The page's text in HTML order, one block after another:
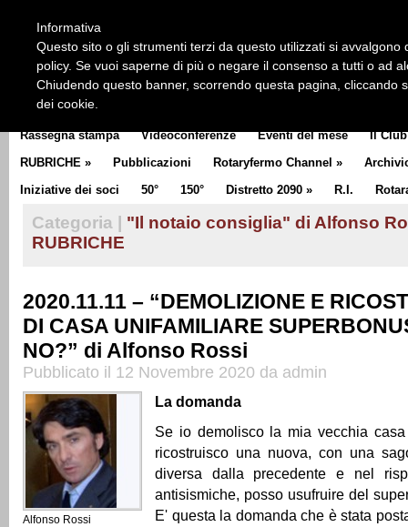
CLUB COMMUNICATOR
Rassegna stampa Videoconferenze Eventi del mese Il Club
RUBRICHE » Pubblicazioni Rotaryfermo Channel »
Iniziative dei soci
50° 150° Distretto 2090 » R.I.
Categoria |
"Il notaio consiglia" di Alfonso
RUBRICHE
2020.11.11 – “DEMOLIZIONE E
DI CASA UNIFAMILIARE
NO?” di Alfonso Rossi
Pubblicato il 12 Novembre 2020 da admin
Alfonso Rossi
La domanda
Se io demolisco la mia vecchia
ricostruisco una nuova, con una
diversa dalla precedente e nel
antisismiche, posso usufruire del
E' questa la domanda che è stata
Informativa
Questo sito o gli strumenti terzi da questo utilizzati si
policy. Se vuoi saperne di più o negare il consenso a tutti o ad
Chiudendo questo banner, scorrendo questa pagina, cliccando
dei cookie.